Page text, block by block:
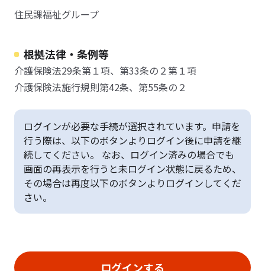
住民課福祉グループ
根拠法律・条例等
介護保険法29条第１項、第33条の２第１項
介護保険法施行規則第42条、第55条の２
ログインが必要な手続が選択されています。申請を
行う際は、以下のボタンよりログイン後に申請を継
続してください。 なお、ログイン済みの場合でも
画面の再表示を行うと未ログイン状態に戻るため、
その場合は再度以下のボタンよりログインしてくだ
さい。